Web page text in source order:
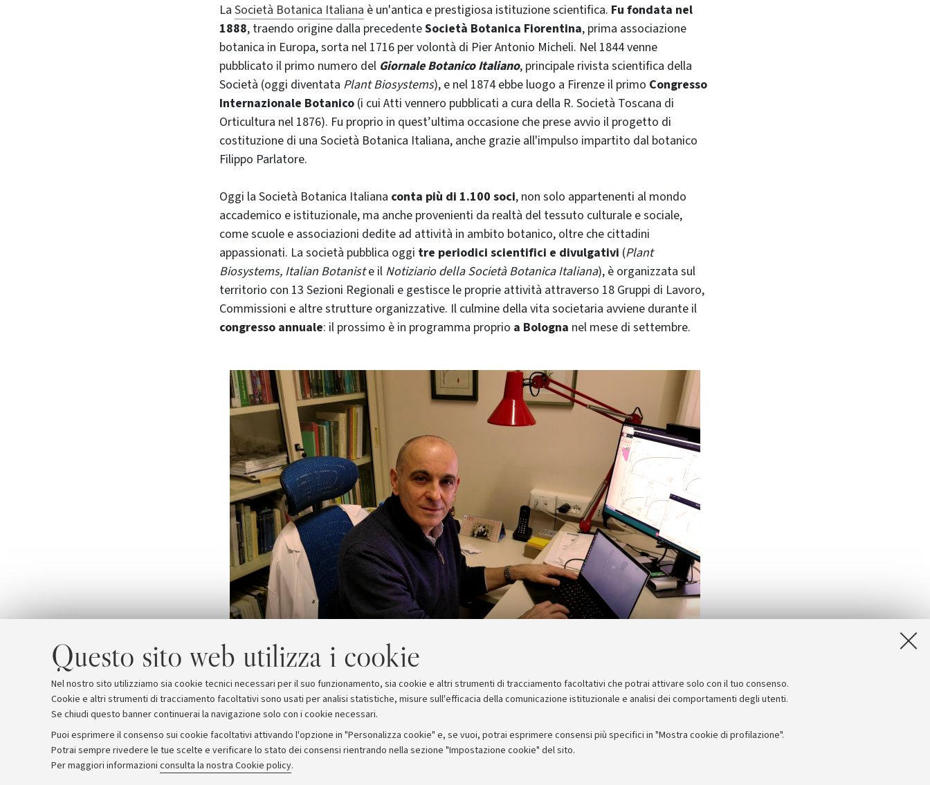
Questo sito web utilizza i cookie
Nel nostro sito utilizziamo sia cookie tecnici necessari per il suo funzionamento, sia cookie e altri strumenti di tracciamento facoltativi che potrai attivare solo con il tuo consenso.
Cookie e altri strumenti di tracciamento facoltativi sono usati per analisi statistiche, misure sull'efficacia della comunicazione istituzionale e analisi dei comportamenti degli utenti.
Se chiudi questo banner continuerai la navigazione solo con i cookie necessari.
Puoi esprimere il consenso sui cookie facoltativi attivando l'opzione in "Personalizza cookie" e, se vuoi, potrai esprimere consensi più specifici in "Mostra cookie di profilazione".
Potrai sempre rivedere le tue scelte e verificare lo stato dei consensi rientrando nella sezione "Impostazione cookie" del sito.
Per maggiori informazioni consulta la nostra Cookie policy.
La Società Botanica Italiana è un'antica e prestigiosa istituzione scientifica. Fu fondata nel
1888, traendo origine dalla precedenteSocietà Botanica Fiorentina, prima associazione
botanica in Europa, sorta nel 1716 per volontà di Pier Antonio Micheli. Nel 1844 venne
pubblicato il primo numero del Giornale Botanico Italiano, principale rivista scientifica della
Società (oggi diventata Plant Biosystems), e nel 1874 ebbe luogo a Firenze il primo Congresso
Internazionale Botanico (i cui Atti vennero pubblicati a cura della R. Società Toscana di
Orticultura nel 1876). Fu proprio in quest’ultima occasione che prese avvio il progetto di
costituzione di una Società Botanica Italiana, anche grazie all'impulso impartito dal botanico
Filippo Parlatore.
Oggi la Società Botanica Italiana conta più di 1.100 soci, non solo appartenenti al mondo
accademico e istituzionale, ma anche provenienti da realtà del tessuto culturale e sociale,
come scuole e associazioni dedite ad attività in ambito botanico, oltre che cittadini
appassionati. La società pubblica oggi tre periodici scientifici e divulgativi (Plant
Biosystems, Italian Botaniste il Notiziario della Società Botanica Italiana), è organizzata sul
territorio con 13 Sezioni Regionali e gestisce le proprie attività attraverso 18 Gruppi di Lavoro,
Commissioni e altre strutture organizzative. Il culmine della vita societaria avviene durante il
congresso annuale: il prossimo è in programma proprio a Bologna nel mese di settembre.
Archivio Comunicati stampa Redazione Rassegna stampa